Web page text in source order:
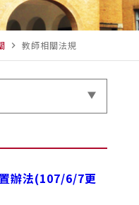
navigate_next 教師相關法規
辦法(107/6/7更